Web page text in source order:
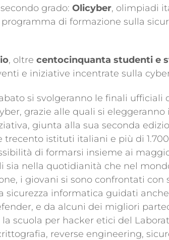
grado: Olicyber, olimpiadi
di formazione sulla
, oltre centocinquanta studenti e
e iniziative incentrate sulla
si svolgeranno le finali ufficiali
grazie alle quali si
giunta alla sua seconda
trecento istituti italiani e più di
di formarsi insieme ai
sia nella quotidianità che nel
i giovani si sono confrontati
sicurezza informatica guidati
e da alcuni dei migliori
la scuola per hacker etici del
reverse engineering,